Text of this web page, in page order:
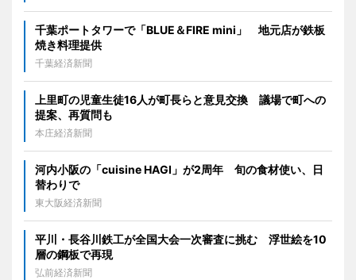
千葉ポートタワーで「BLUE＆FIRE mini」 地元店が鉄板
焼き料理提供
千葉経済新聞
上里町の児童生徒16人が町長らと意見交換 議場で町への
提案、再質問も
本庄経済新聞
河内小阪の「cuisine HAGI」が2周年 旬の食材使い、日
替わりで
東大阪経済新聞
平川・長谷川鉄工が全国大会一次審査に挑む 浮世絵を10
層の鋼板で再現
弘前経済新聞